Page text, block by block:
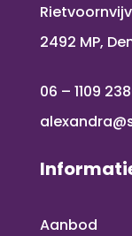
2492 MP,
06 – 1109
Aanbod